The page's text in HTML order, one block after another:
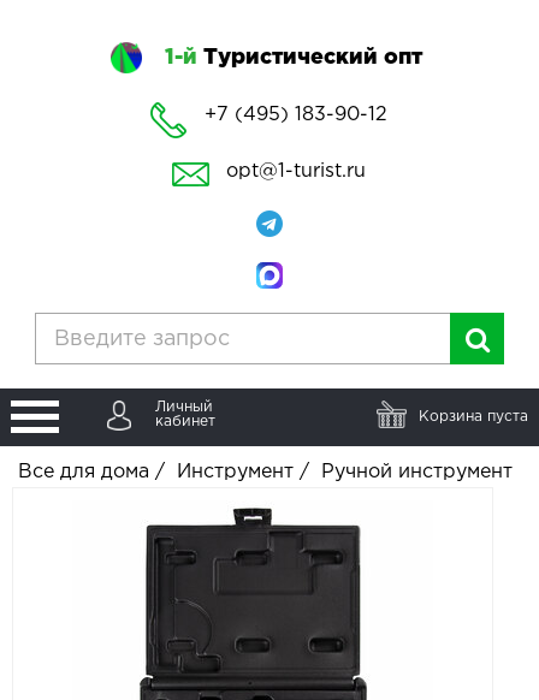
1-й Туристический опт
+7 (495) 183-90-12
opt@1-turist.ru
Личный
кабинет
Корзина пуста
Все для дома / Инструмент / Ручной инструмент